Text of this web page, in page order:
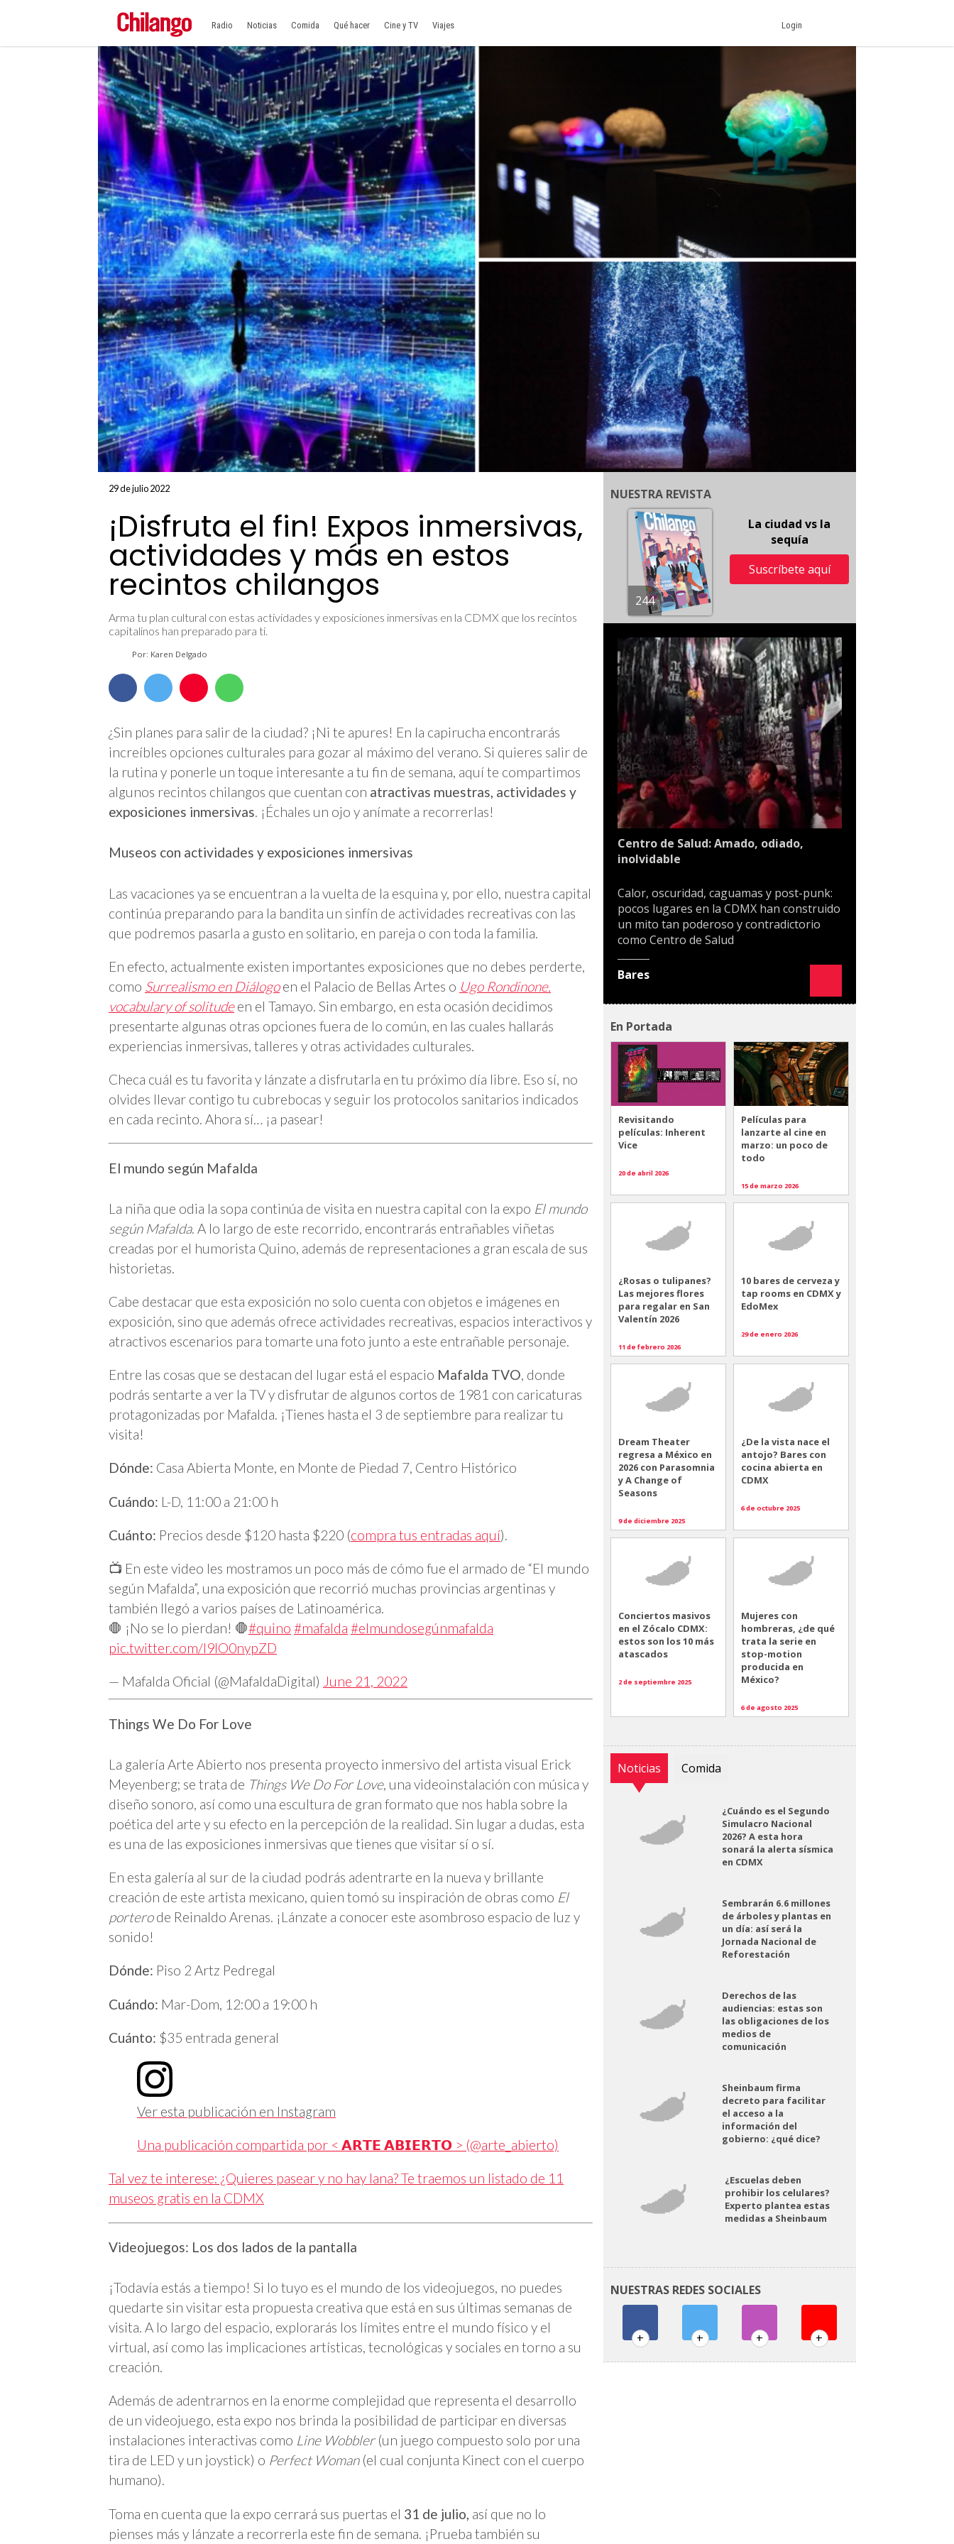
Radio Noticias Comida Qué hacer Cine y TV Viajes Login
29 de julio 2022
¡Disfruta el fin! Expos inmersivas,
actividades y más en estos
recintos chilangos
Arma tu plan cultural con estas actividades y exposiciones inmersivas en la CDMX que los recintos
capitalinos han preparado para ti.
Por: Karen Delgado
¿Sin planes para salir de la ciudad? ¡Ni te apures! En la capirucha encontrarás
increíbles opciones culturales para gozar al máximo del verano. Si quieres salir de
la rutina y ponerle un toque interesante a tu fin de semana, aquí te compartimos
algunos recintos chilangos que cuentan con atractivas muestras, actividades y
exposiciones inmersivas. ¡Échales un ojo y anímate a recorrerlas!
Museos con actividades y exposiciones inmersivas
Las vacaciones ya se encuentran a la vuelta de la esquina y, por ello, nuestra capital
continúa preparando para la bandita un sinfín de actividades recreativas con las
que podremos pasarla a gusto en solitario, en pareja o con toda la familia.
En efecto, actualmente existen importantes exposiciones que no debes perderte,
como Surrealismo en Diálogoen el Palacio de Bellas Artes o Ugo Rondinone.
vocabulary of solitudeen el Tamayo. Sin embargo, en esta ocasión decidimos
presentarte algunas otras opciones fuera de lo común, en las cuales hallarás
experiencias inmersivas, talleres y otras actividades culturales.
Checa cuál es tu favorita y lánzate a disfrutarla en tu próximo día libre. Eso sí, no
olvides llevar contigo tu cubrebocas y seguir los protocolos sanitarios indicados
en cada recinto. Ahora sí… ¡a pasear!
El mundo según Mafalda
La niña que odia la sopa continúa de visita en nuestra capital con la expo El mundo
según Mafalda. A lo largo de este recorrido, encontrarás entrañables viñetas
creadas por el humorista Quino, además de representaciones a gran escala de sus
historietas.
Cabe destacar que esta exposición no solo cuenta con objetos e imágenes en
exposición, sino que además ofrece actividades recreativas, espacios interactivos y
atractivos escenarios para tomarte una foto junto a este entrañable personaje.
Entre las cosas que se destacan del lugar está el espacio Mafalda TVO, donde
podrás sentarte a ver la TV y disfrutar de algunos cortos de 1981 con caricaturas
protagonizadas por Mafalda. ¡Tienes hasta el 3 de septiembre para realizar tu
visita!
Dónde: Casa Abierta Monte, en Monte de Piedad 7, Centro Histórico
Cuándo: L-D, 11:00 a 21:00 h
Cuánto: Precios desde $120 hasta $220 (compra tus entradas aquí).
📺 En este video les mostramos un poco más de cómo fue el armado de “El mundo
según Mafalda”, una exposición que recorrió muchas provincias argentinas y
también llegó a varios países de Latinoamérica.
🛑 ¡No se lo pierdan! 🛑#quino #mafalda #elmundosegúnmafalda
pic.twitter.com/l9lO0nypZD
— Mafalda Oficial (@MafaldaDigital) June 21, 2022
Things We Do For Love
La galería Arte Abierto nos presenta proyecto inmersivo del artista visual Erick
Meyenberg; se trata de Things We Do For Love, una videoinstalación con música y
diseño sonoro, así como una escultura de gran formato que nos habla sobre la
poética del arte y su efecto en la percepción de la realidad. Sin lugar a dudas, esta
es una de las exposiciones inmersivas que tienes que visitar sí o sí.
En esta galería al sur de la ciudad podrás adentrarte en la nueva y brillante
creación de este artista mexicano, quien tomó su inspiración de obras como El
porterode Reinaldo Arenas. ¡Lánzate a conocer este asombroso espacio de luz y
sonido!
Dónde: Piso 2 Artz Pedregal
Cuándo: Mar-Dom, 12:00 a 19:00 h
Cuánto: $35 entrada general
Ver esta publicación en Instagram
Una publicación compartida por < 𝗔𝗥𝗧𝗘 𝗔𝗕𝗜𝗘𝗥𝗧𝗢 > (@arte_abierto)
Tal vez te interese: ¿Quieres pasear y no hay lana? Te traemos un listado de 11
museos gratis en la CDMX
Videojuegos: Los dos lados de la pantalla
¡Todavía estás a tiempo! Si lo tuyo es el mundo de los videojuegos, no puedes
quedarte sin visitar esta propuesta creativa que está en sus últimas semanas de
visita. A lo largo del espacio, explorarás los límites entre el mundo físico y el
virtual, así como las implicaciones artísticas, tecnológicas y sociales en torno a su
creación.
Además de adentrarnos en la enorme complejidad que representa el desarrollo
de un videojuego, esta expo nos brinda la posibilidad de participar en diversas
instalaciones interactivas como Line Wobbler(un juego compuesto solo por una
tira de LED y un joystick) o Perfect Woman(el cual conjunta Kinect con el cuerpo
humano).
Toma en cuenta que la expo cerrará sus puertas el 31 de julio, así que no lo
pienses más y lánzate a recorrerla este fin de semana. ¡Prueba también su
NUESTRA REVISTA
244
La ciudad vs la
sequía
Suscríbete aquí
Centro de Salud: Amado, odiado,
inolvidable
Calor, oscuridad, caguamas y post-punk:
pocos lugares en la CDMX han construido
un mito tan poderoso y contradictorio
como Centro de Salud
Bares
En Portada
Revisitando
películas: Inherent
Vice
20 de abril 2026
Películas para
lanzarte al cine en
marzo: un poco de
todo
15 de marzo 2026
¿Rosas o tulipanes?
Las mejores flores
para regalar en San
Valentín 2026
11 de febrero 2026
10 bares de cerveza y
tap rooms en CDMX y
EdoMex
29 de enero 2026
Dream Theater
regresa a México en
2026 con Parasomnia
y A Change of
Seasons
9 de diciembre 2025
¿De la vista nace el
antojo? Bares con
cocina abierta en
CDMX
6 de octubre 2025
Conciertos masivos
en el Zócalo CDMX:
estos son los 10 más
atascados
2 de septiembre 2025
Mujeres con
hombreras, ¿de qué
trata la serie en
stop-motion
producida en
México?
6 de agosto 2025
Noticias Comida
¿Cuándo es el Segundo
Simulacro Nacional
2026? A esta hora
sonará la alerta sísmica
en CDMX
Sembrarán 6.6 millones
de árboles y plantas en
un día: así será la
Jornada Nacional de
Reforestación
Derechos de las
audiencias: estas son
las obligaciones de los
medios de
comunicación
Sheinbaum firma
decreto para facilitar
el acceso a la
información del
gobierno: ¿qué dice?
¿Escuelas deben
prohibir los celulares?
Experto plantea estas
medidas a Sheinbaum
NUESTRAS REDES SOCIALES
+ + + +